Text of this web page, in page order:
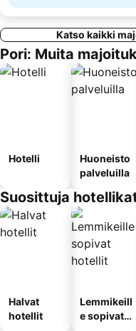
Katso kaikki
Pori: Muita
Hotelli
Huoneisto
palveluilla
Suosittuja
Halvat
hotellit
Lemmikeill
e sopivat